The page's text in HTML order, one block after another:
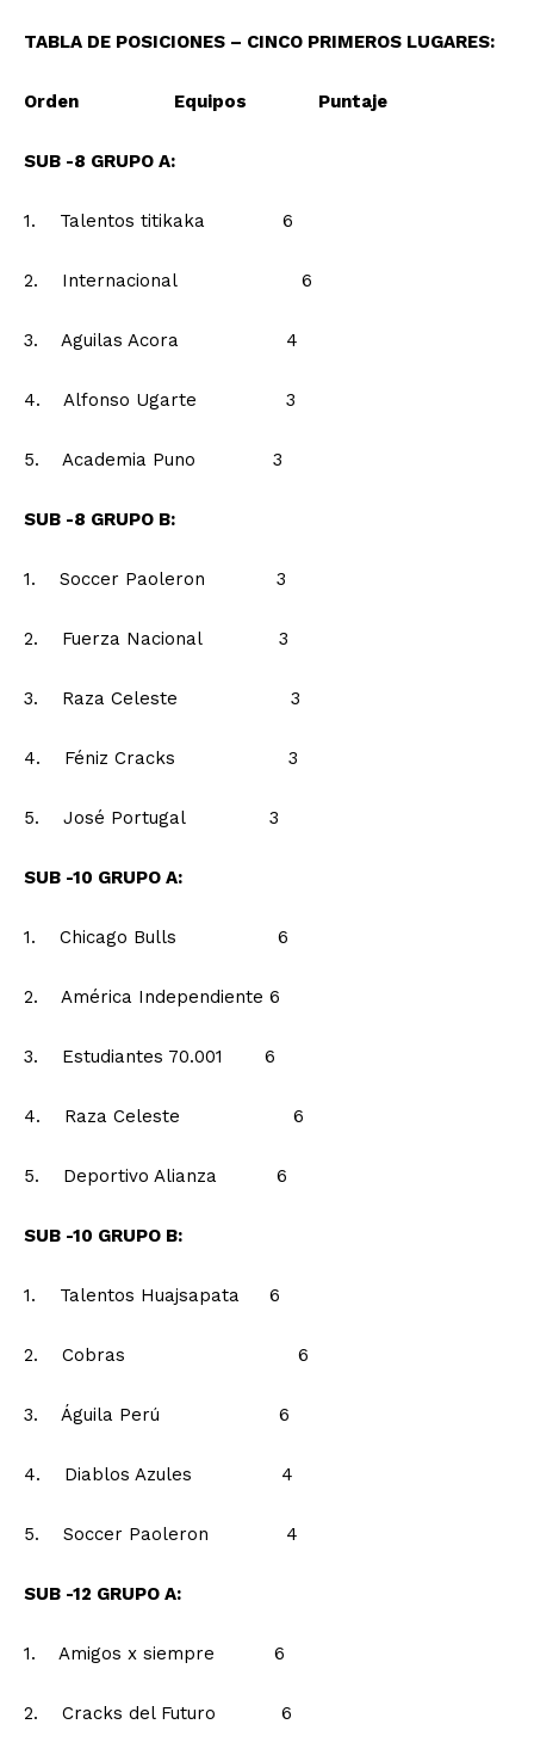
TABLA DE POSICIONES – CINCO PRIMEROS LUGARES:
Orden Equipos Puntaje
SUB -8 GRUPO A:
1. Talentos titikaka 6
2. Internacional 6
3. Aguilas Acora 4
4. Alfonso Ugarte 3
5. Academia Puno 3
SUB -8 GRUPO B:
1. Soccer Paoleron 3
2. Fuerza Nacional 3
3. Raza Celeste 3
4. Féniz Cracks 3
5. José Portugal 3
SUB -10 GRUPO A:
1. Chicago Bulls 6
2. América Independiente 6
3. Estudiantes 70.001 6
4. Raza Celeste 6
5. Deportivo Alianza 6
SUB -10 GRUPO B:
1. Talentos Huajsapata 6
2. Cobras 6
3. Águila Perú 6
4. Diablos Azules 4
5. Soccer Paoleron 4
SUB -12 GRUPO A:
1. Amigos x siempre 6
2. Cracks del Futuro 6